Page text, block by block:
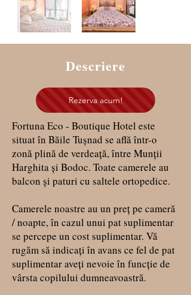
Descriere
Rezerva acum!
Fortuna Eco - Boutique Hotel este
situat în Băile Tuşnad se află într-o
zonă plină de verdeaţă, între Munţii
Harghita şi Bodoc. Toate camerele au
balcon şi paturi cu saltele ortopedice.
Camerele noastre au un preț pe cameră
/ noapte, în cazul unui pat suplimentar
se percepe un cost suplimentar. Vă
rugăm să indicați în avans ce fel de pat
suplimentar aveți nevoie în funcție de
vârsta copilului dumneavoastră.